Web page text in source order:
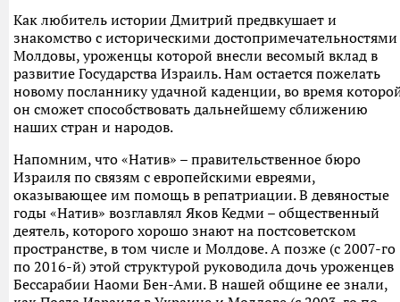
Как любитель истории Дмитрий предвкушает и
знакомство с историческими достопримечательностями
Молдовы, уроженцы которой внесли весомый вклад в
развитие Государства Израиль. Нам остается пожелать
новому посланнику удачной каденции, во время
он сможет способствовать дальнейшему сближению
наших стран и народов.
Напомним, что «Натив» – правительственное бюро
Израиля по связям с европейскими евреями,
оказывающее им помощь в репатриации. В девяностые
годы «Натив» возглавлял Яков Кедми – общественный
деятель, которого хорошо знают на постсоветском
пространстве, в том числе и Молдове. А позже (с 2007-го
по 2016-й) этой структурой руководила дочь уроженцев
Бессарабии Наоми Бен-Ами. В нашей общине ее знали,